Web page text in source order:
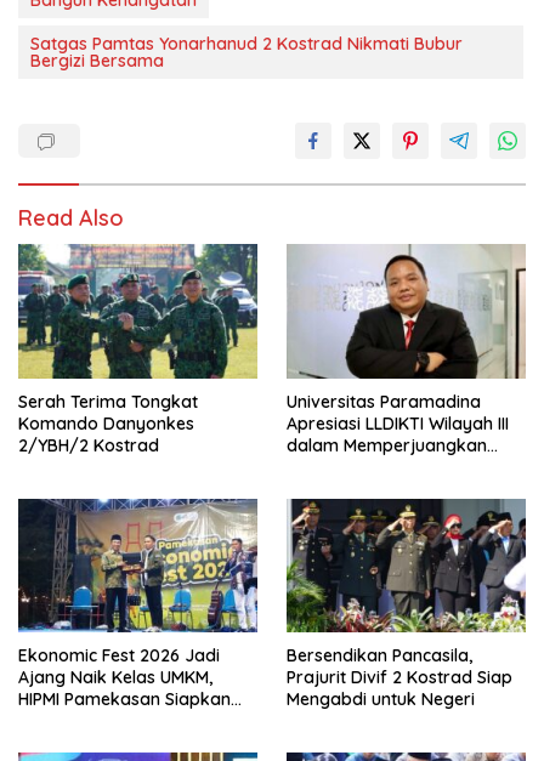
Satgas Pamtas Yonarhanud 2 Kostrad Nikmati Bubur
Bergizi Bersama
Read Also
Serah Terima Tongkat
Komando Danyonkes
2/YBH/2 Kostrad
Universitas Paramadina
Apresiasi LLDIKTI Wilayah III
dalam Memperjuangkan
Ekonomic Fest 2026 Jadi
Ajang Naik Kelas UMKM,
HIPMI Pamekasan Siapkan
Bersendikan Pancasila,
Prajurit Divif 2 Kostrad Siap
Mengabdi untuk Negeri